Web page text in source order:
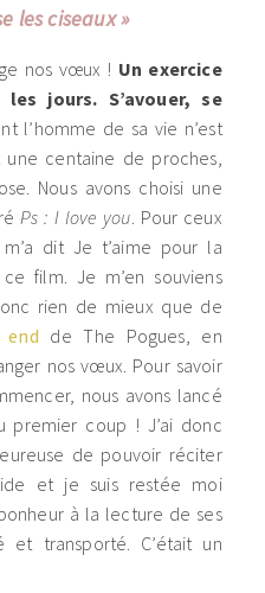
les ciseaux »
nos vœux ! Un exercice
jours. S’avouer, se
l’homme de sa vie n’est
centaine de proches,
Nous avons choisi une
Ps : I love you . Pour ceux
dit Je t’aime pour la
film. Je m’en souviens
rien de mieux que de
de The Pogues, en
nos vœux. Pour savoir
nous avons lancé
premier coup ! J’ai donc
de pouvoir réciter
et je suis restée moi
à la lecture de ses
transporté. C’était un